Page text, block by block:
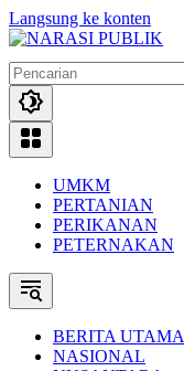
Langsung ke konten
UMKM
PERTANIAN
PERIKANAN
PETERNAKAN
BERITA UTAMA
NASIONAL